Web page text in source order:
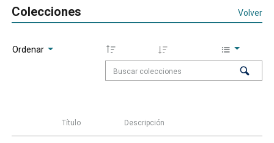
Colecciones Volver
Ordenar
Título Descripción